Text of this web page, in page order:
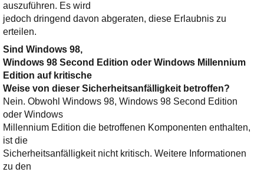
auszuführen. Es wird
jedoch dringend davon abgeraten, diese Erlaubnis zu
erteilen.
Sind Windows 98,
Windows 98 Second Edition oder Windows Millennium
Edition auf kritische
Weise von dieser Sicherheitsanfälligkeit betroffen?
Nein. Obwohl Windows 98, Windows 98 Second Edition
oder Windows
Millennium Edition die betroffenen Komponenten enthalten,
ist die
Sicherheitsanfälligkeit nicht kritisch. Weitere Informationen
zu den